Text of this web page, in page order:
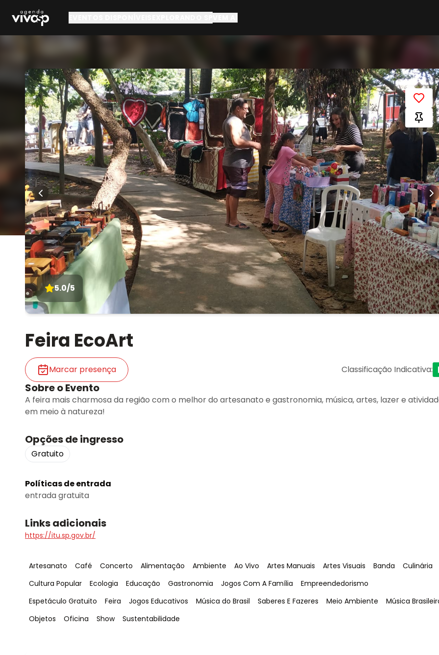
5.0/5
Feira EcoArt
Marcar presença Classificação Indicativa:
Sobre o Evento
A feira mais charmosa da região com o melhor do artesanato e gastronomia, música, artes, lazer e
em meio à natureza!
Opções de ingresso
Gratuito
Políticas de entrada
entrada gratuita
Links adicionais
https://itu.sp.gov.br/
Tag:
Artesanato Tag:
Café Tag:
Concerto Tag:
Alimentação Tag:
Ambiente Tag:
Ao Vivo Tag:
Artes Manuais Tag:
Artes Visuais Tag:
Banda Tag:
Culinária
Tag:
Cultura Popular Tag:
Ecologia Tag:
Educação Tag:
Gastronomia Tag:
Jogos Com A Família Tag:
Empreendedorismo
Tag:
Espetáculo Gratuito Tag:
Feira Tag:
Jogos Educativos Tag:
Música do Brasil Tag:
Saberes E Fazeres Tag:
Meio Ambiente Tag:
Música
Tag:
Objetos Tag:
Oficina Tag:
Show Tag:
Sustentabilidade